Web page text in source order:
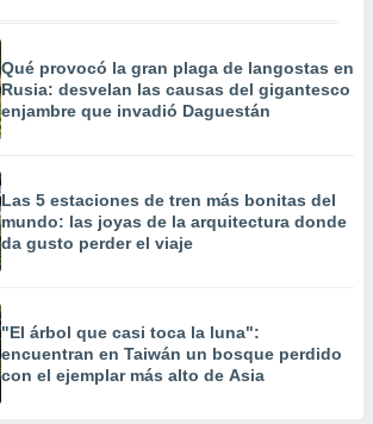
Qué provocó la gran plaga de langostas en
Rusia: desvelan las causas del gigantesco
enjambre que invadió Daguestán
Las 5 estaciones de tren más bonitas del
mundo: las joyas de la arquitectura donde
da gusto perder el viaje
"El árbol que casi toca la luna":
encuentran en Taiwán un bosque perdido
con el ejemplar más alto de Asia